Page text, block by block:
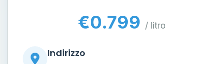
€0.799 / litro
Indirizzo